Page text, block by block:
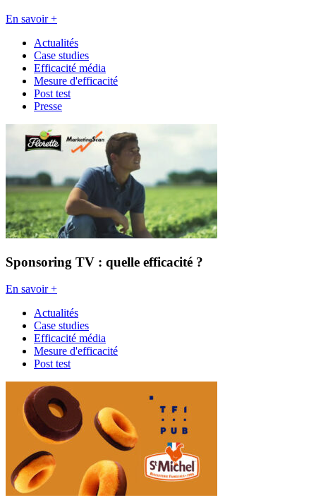
En savoir +
Actualités
Case studies
Efficacité média
Mesure d'efficacité
Post test
Presse
Sponsoring TV : quelle efficacité ?
En savoir +
Actualités
Case studies
Efficacité média
Mesure d'efficacité
Post test